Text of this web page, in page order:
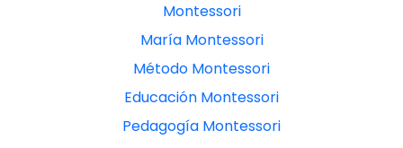
Montessori
María Montessori
Método Montessori
Educación Montessori
Pedagogía Montessori